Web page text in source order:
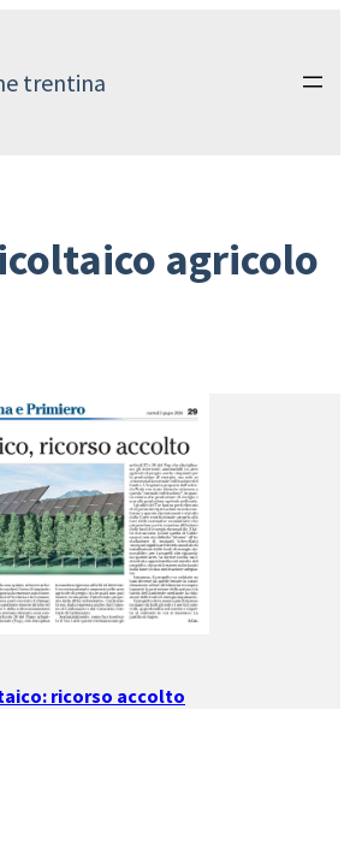
trentina
agricolo
ricorso accolto